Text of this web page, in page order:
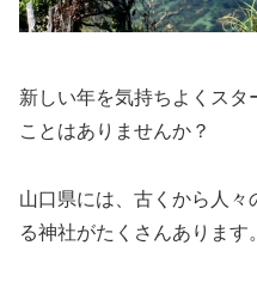
新しい年を気持ちよくス
ことはありませんか？
山口県には、古くから人
る神社がたくさんあります。